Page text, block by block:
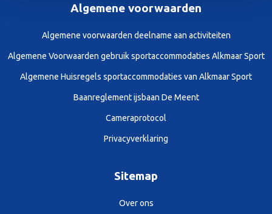
Algemene voorwaarden
Algemene voorwaarden deelname aan activiteiten
Algemene Voorwaarden gebruik sportaccommodaties Alkmaar Sport
Algemene Huisregels sportaccommodaties van Alkmaar Sport
Baanreglement ijsbaan De Meent
Cameraprotocol
Privacyverklaring
Sitemap
Over ons